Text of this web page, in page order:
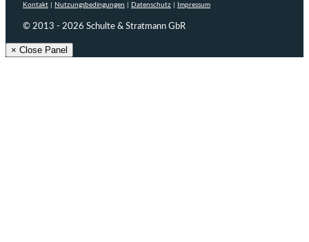
Kontakt Nutzungsbedingungen Datenschutz Impressum
© 2013 - 2026 Schulte & Stratmann GbR
× Close Panel